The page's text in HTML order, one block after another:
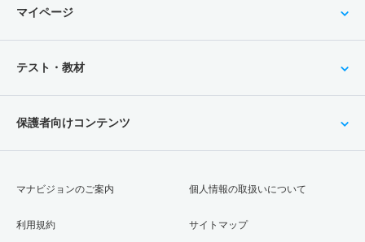
マイページ
テスト・教材
保護者向けコンテンツ
マナビジョンのご案内
利用規約
個人情報の取扱いについて
サイトマップ